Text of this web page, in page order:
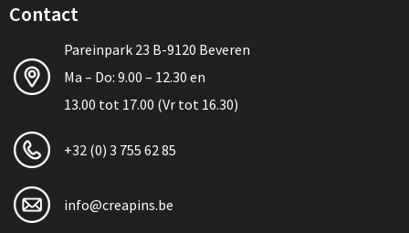
Contact
Pareinpark 23 B-9120 Beveren
Ma – Do: 9.00 – 12.30 en
13.00 tot 17.00 (Vr tot 16.30)
+32 (0) 3 755 62 85
info@creapins.be